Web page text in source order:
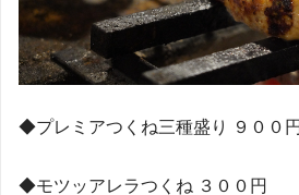
◆プレミアつくね三種盛り ９００円
◆モツッアレラつくね ３００円